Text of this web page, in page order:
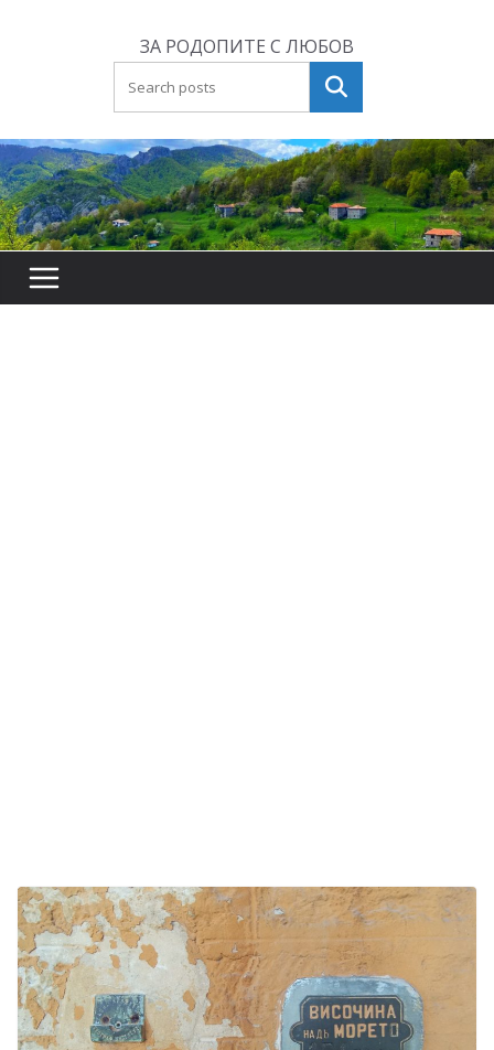
ЗА РОДОПИТЕ С ЛЮБОВ
Търсене